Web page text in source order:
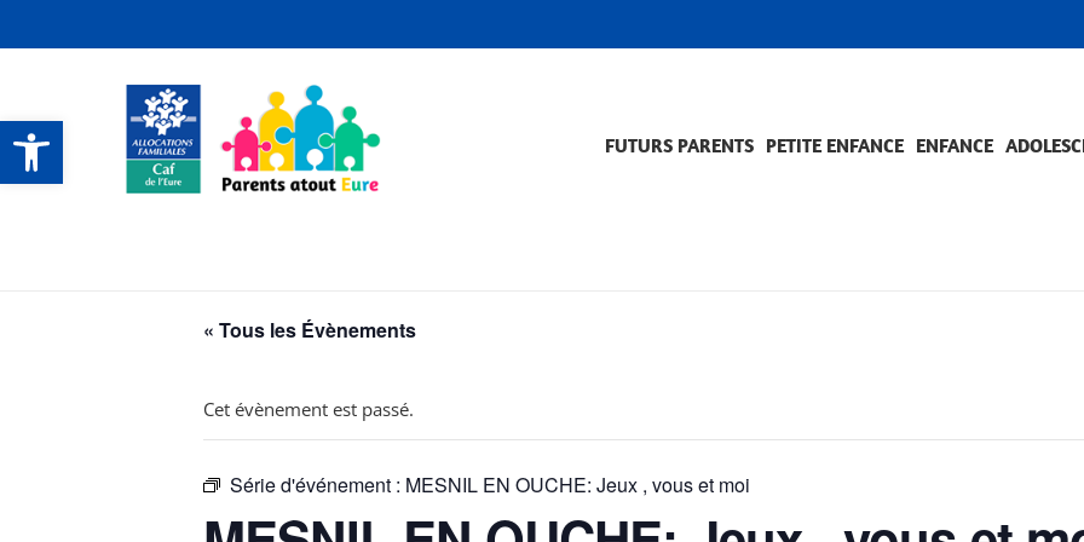
Ouvrir la barre d’outils FUTURS PARENTS PETITE ENFANCE ENFANCE
« Tous les Évènements
Cet évènement est passé.
Série d'événement : MESNIL EN OUCHE: Jeux , vous et moi